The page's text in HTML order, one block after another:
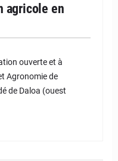
agricole en
ouverte et à
Agronomie de
de Daloa (ouest